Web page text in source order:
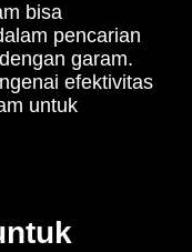
bisa
pencarian
garam.
efektivitas
untuk